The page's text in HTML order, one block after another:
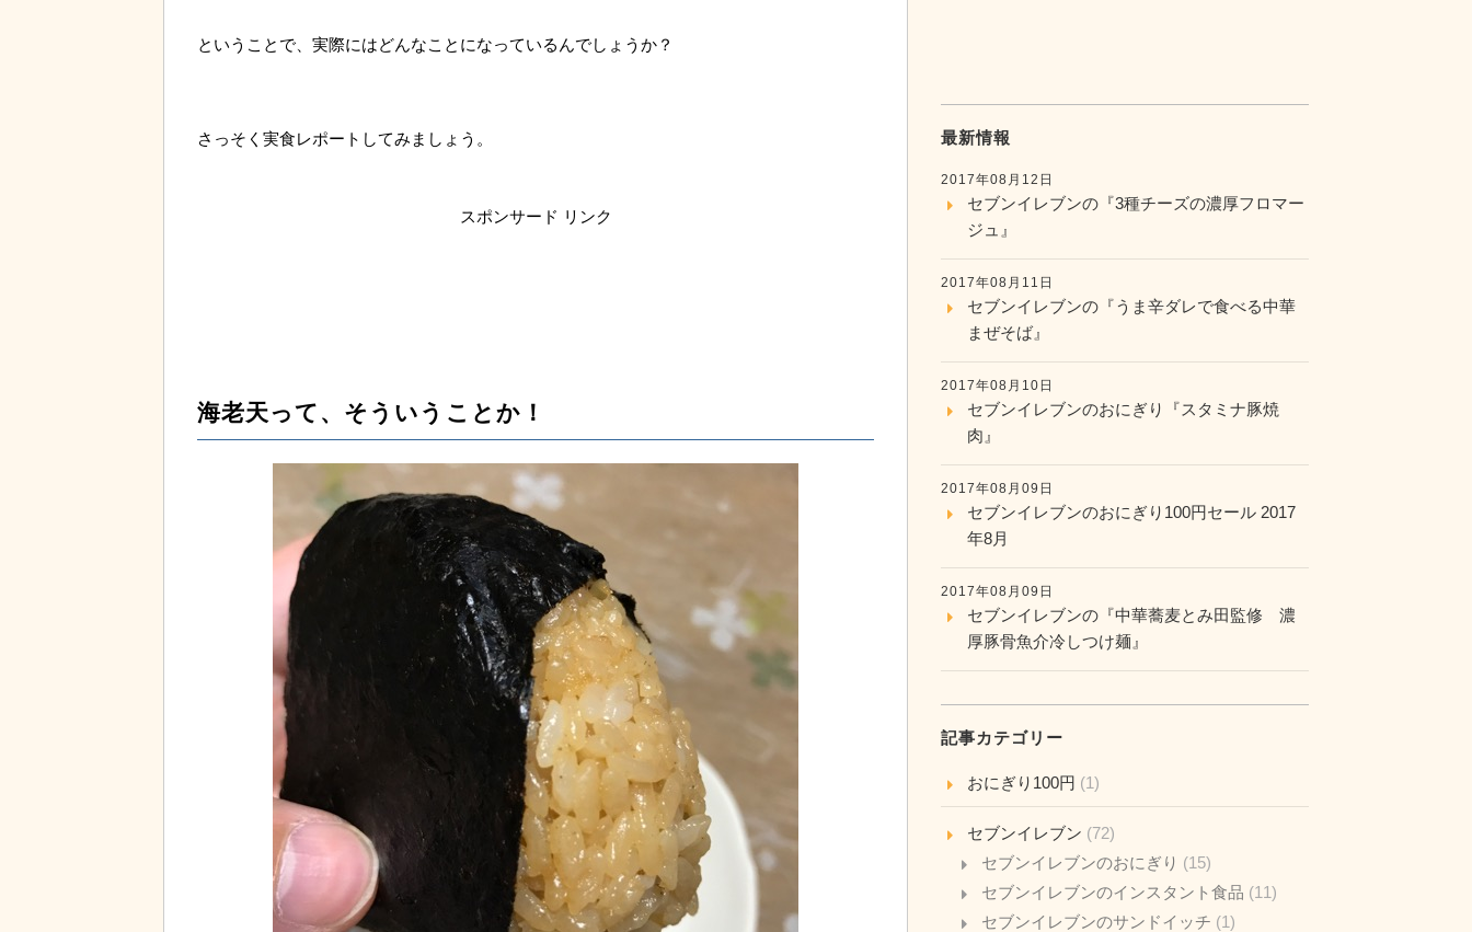
ということで、実際にはどんなことになっているんでしょうか？
さっそく実食レポートしてみましょう。
スポンサード リンク
海老天って、そういうことか！
最新情報
2017年08月12日
セブンイレブンの『3種チーズの濃厚フロマー
ジュ』
2017年08月11日
セブンイレブンの『うま辛ダレで食べる中華
まぜそば』
2017年08月10日
セブンイレブンのおにぎり『スタミナ豚焼
肉』
2017年08月09日
セブンイレブンのおにぎり100円セール 2017
年8月
2017年08月09日
セブンイレブンの『中華蕎麦とみ田監修 濃
厚豚骨魚介冷しつけ麺』
記事カテゴリー
おにぎり100円 (1)
セブンイレブン (72)
セブンイレブンのおにぎり (15)
セブンイレブンのインスタント食品 (11)
セブンイレブンのサンドイッチ (1)